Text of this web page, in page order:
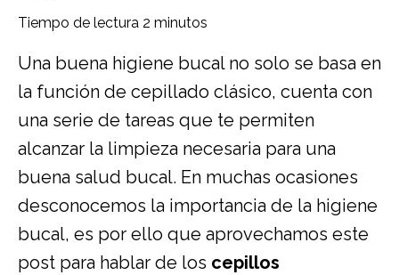
Tiempo de lectura 2 minutos
Una buena higiene bucal no solo se basa en
la función de cepillado clásico, cuenta con
una serie de tareas que te permiten
alcanzar la limpieza necesaria para una
buena salud bucal. En muchas ocasiones
desconocemos la importancia de la higiene
bucal, es por ello que aprovechamos este
post para hablar de los cepillos